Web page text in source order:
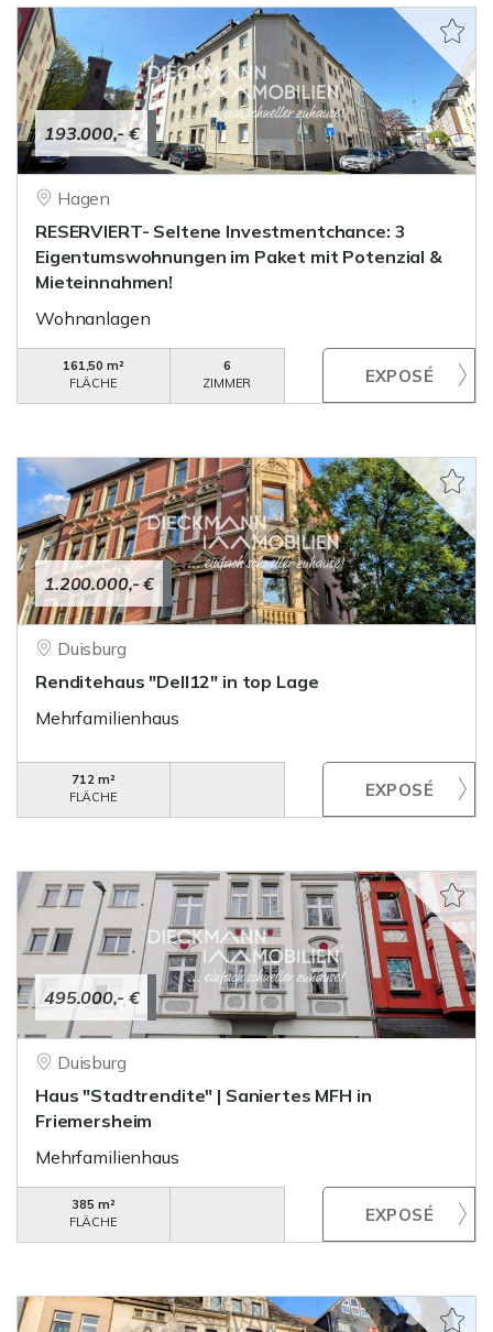
193.000,- €
Hagen
RESERVIERT- Seltene Investmentchance: 3
Eigentumswohnungen im Paket mit Potenzial &
Mieteinnahmen!
Wohnanlagen
161,50 m²
FLÄCHE
6
ZIMMER
1.200.000,- €
Duisburg
Renditehaus "Dell12" in top Lage
Mehrfamilienhaus
712 m²
FLÄCHE
495.000,- €
Duisburg
Haus "Stadtrendite" | Saniertes MFH in
Friemersheim
Mehrfamilienhaus
385 m²
FLÄCHE